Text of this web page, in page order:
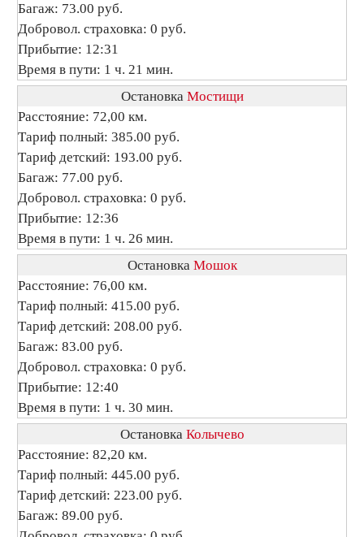
Багаж: 73.00 руб.
Добровол. страховка: 0 руб.
Прибытие: 12:31
Время в пути: 1 ч. 21 мин.
Остановка Мостищи
Расстояние: 72,00 км.
Тариф полный: 385.00 руб.
Тариф детский: 193.00 руб.
Багаж: 77.00 руб.
Добровол. страховка: 0 руб.
Прибытие: 12:36
Время в пути: 1 ч. 26 мин.
Остановка Мошок
Расстояние: 76,00 км.
Тариф полный: 415.00 руб.
Тариф детский: 208.00 руб.
Багаж: 83.00 руб.
Добровол. страховка: 0 руб.
Прибытие: 12:40
Время в пути: 1 ч. 30 мин.
Остановка Колычево
Расстояние: 82,20 км.
Тариф полный: 445.00 руб.
Тариф детский: 223.00 руб.
Багаж: 89.00 руб.